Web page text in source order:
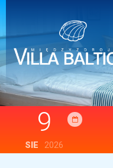
9
SIE 2026